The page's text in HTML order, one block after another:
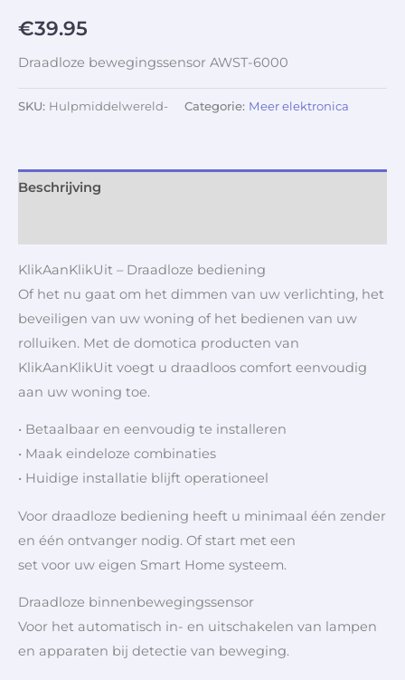
€39.95
Draadloze bewegingssensor AWST-6000
SKU: Hulpmiddelwereld- Categorie: Meer elektronica
Beschrijving
KlikAanKlikUit – Draadloze bediening
Of het nu gaat om het dimmen van uw verlichting, het
beveiligen van uw woning of het bedienen van uw
rolluiken. Met de domotica producten van
KlikAanKlikUit voegt u draadloos comfort eenvoudig
aan uw woning toe.
• Betaalbaar en eenvoudig te installeren
• Maak eindeloze combinaties
• Huidige installatie blijft operationeel
Voor draadloze bediening heeft u minimaal één zender
en één ontvanger nodig. Of start met een
set voor uw eigen Smart Home systeem.
Draadloze binnenbewegingssensor
Voor het automatisch in- en uitschakelen van lampen
en apparaten bij detectie van beweging.